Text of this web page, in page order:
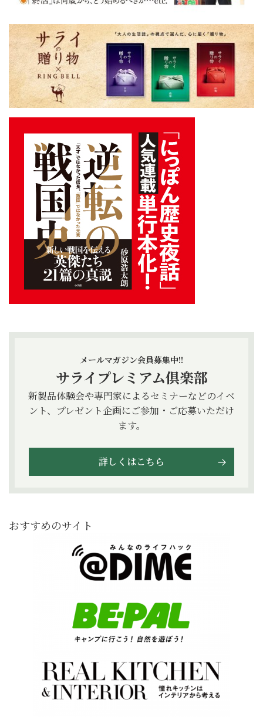
メールマガジン会員募集中!!
サライプレミアム倶楽部
新製品体験会や専門家によるセミナーなどのイベ
ント、プレゼント企画にご参加・ご応募いただけ
ます。
詳しくはこちら
おすすめのサイト